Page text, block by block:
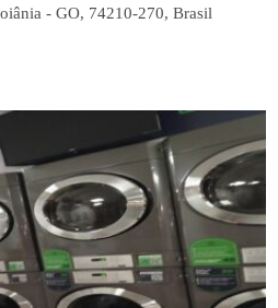
- GO, 74210-270, Brasil